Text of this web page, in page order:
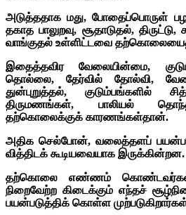
அடுத்ததாக மது, போதைப்பொருள்
தகாத பாலுறவு, சூதாடுதல்,
வாங்குதல் உள்ளிட்டவை
இதைத்தவிர வேலையின்மை,
தொல்லை, தேர்வில் தோல்வி,
துன்புறுத்தல்,
திருமணங்கள், பாலியல்
தற்கொலைக்குக் காரணங்கள்தான்.
அதிக செல்போன், வலைத்தளப்
வித்திடக் கூடியவையாக இருக்கின்றன.
தற்கொலை எண்ணம்
நிறைவேற்ற கிடைக்கும் எந்தச்
பயன்படுத்திக் கொள்ள